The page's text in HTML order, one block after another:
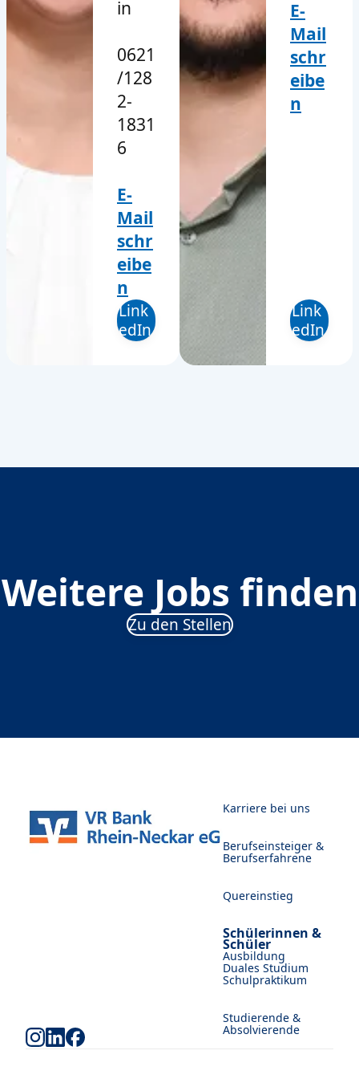
in
0621
/128
2-
1831
6
E-
Mail
schr
eibe
n
Link
edIn
E-
Mail
schr
eibe
n
Link
edIn
Weitere Jobs finden
Zu den Stellen
Karriere bei uns
Berufseinsteiger &
Berufserfahrene
Quereinstieg
Schülerinnen &
Schüler
Ausbildung
Duales Studium
Schulpraktikum
Studierende &
Absolvierende